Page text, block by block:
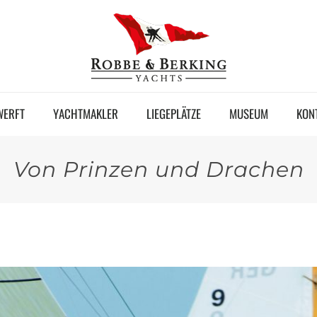
YACHTMAKLER LIEGEPLÄTZE MUSEUM
Von Prinzen und Drachen